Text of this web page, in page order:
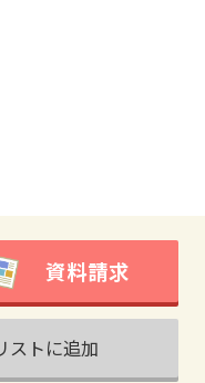
資料請求
ストに追加